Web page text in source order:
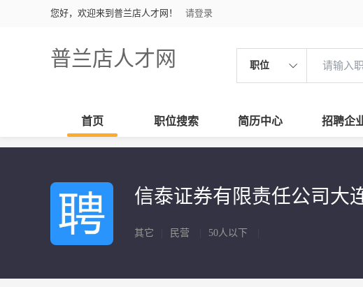
您好，欢迎来到普兰店人才网！ 请登录
普兰店人才网 职位
首页 职位搜索 简历中心 招聘企
信泰证券有限责任公司大
其它 民营 50人以下